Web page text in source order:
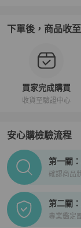
下單後，商品收
買家完成購買
收貨至驗證中心
安心購檢驗流程
PopChill拍拍圈
第一關
確認商品
第二關
專業鑑定